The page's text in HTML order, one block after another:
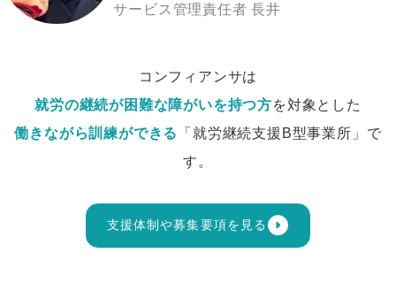
サービス管理責任者 長井
コンフィアンサは
就労の継続が困難な障がいを持つ方を対象とした
働きながら訓練ができる
「就労継続支援B型事業所」で
す。
支援体制や募集要項を見る